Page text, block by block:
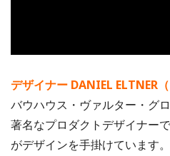
デザイナー DANIEL ELTNER
バウハウス・ヴァルター・グ
著名なプロダクトデザイナー
がデザインを手掛けています